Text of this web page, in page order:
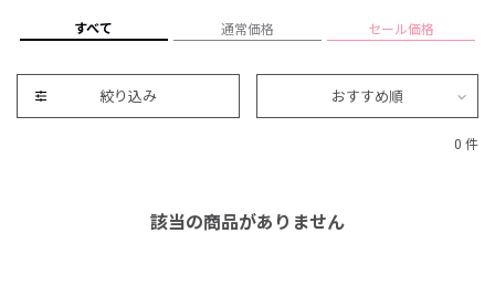
すべて 通常価格 セール価格
絞り込み おすすめ順
0 件
該当の商品がありません